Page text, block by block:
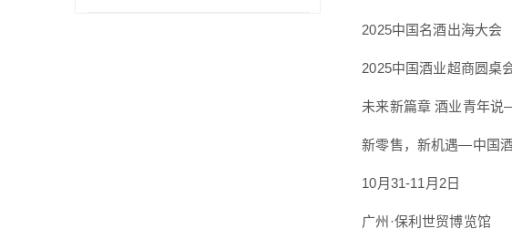
2025中国名酒出海大会
2025中国酒业超商圆桌
未来新篇章 酒业青年说—
新零售，新机遇—中国酒
10月31-11月2日
广州·保利世贸博览馆